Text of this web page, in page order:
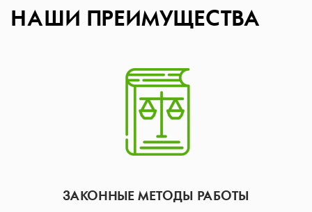
НАШИ ПРЕИМУЩЕСТВА
ЗАКОННЫЕ МЕТОДЫ РАБОТЫ